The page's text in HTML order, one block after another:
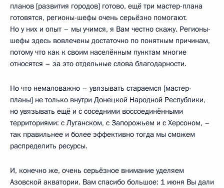
планов [развития городов] готово, ещё три мастер-плана
готовятся, регионы-шефы очень серьёзно помогают.
Но у них и опыт – мы учимся, я Вам честно скажу. Регионы-
шефы здесь вовлечены достаточно по понятным причинам,
потому что как к своим населённым пунктам многие
относятся – за это отдельные слова благодарности.
Но что немаловажно – увязывать стараемся [мастер-
планы] не только внутри Донецкой Народной Республики,
но увязывать ещё и с соседними воссоединёнными
территориями: с Луганском, с Запорожьем и с Херсоном, –
так правильнее и более эффективно тогда мы сможем
распределить ресурсы.
И, конечно же, очень серьёзное внимание уделяем
Азовской акватории. Вам спасибо большое: 1 июня Вы дали